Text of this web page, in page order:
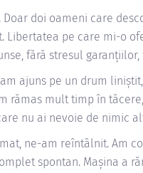
doi oameni care
Libertatea pe care mi-o
fără stresul
ajuns pe un drum
rămas mult timp în
nu ai nevoie de nimic
ne-am reîntâlnit. Am
spontan. Mașina a